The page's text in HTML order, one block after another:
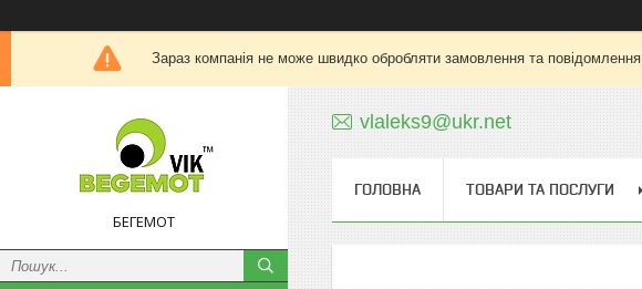
Зараз компанія не може швидко обробляти замовлення та
БЕГЕМОТ
vlaleks9@ukr.net
ГОЛОВНА ТОВАРИ ТА ПОСЛУГИ